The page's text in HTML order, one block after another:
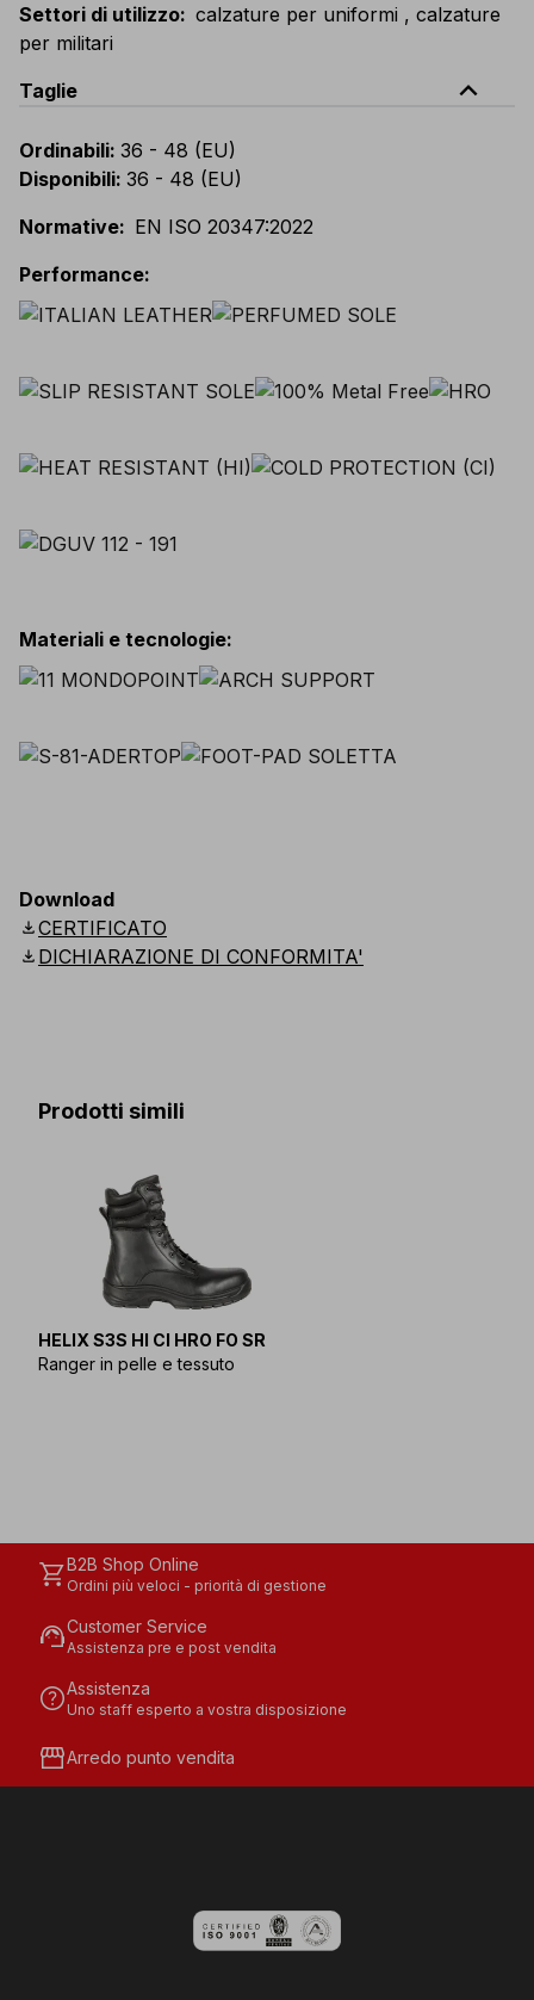
Settori di utilizzo: calzature per uniformi , calzature
per militari
Taglie
expand_less
Ordinabili: 36 - 48 (EU)
Disponibili: 36 - 48 (EU)
Normative: EN ISO 20347:2022
Performance:
Materiali e tecnologie:
Download
downloadCERTIFICATO
download DICHIARAZIONE DI CONFORMITA'
Prodotti simili
HELIX S3S HI CI HRO FO SR
Ranger in pelle e tessuto
shopping_cartB2B Shop Online
Ordini più veloci - priorità di gestione
support_agentCustomer Service
Assistenza pre e post vendita
helpAssistenza
Uno staff esperto a vostra disposizione
storefrontArredo punto vendita